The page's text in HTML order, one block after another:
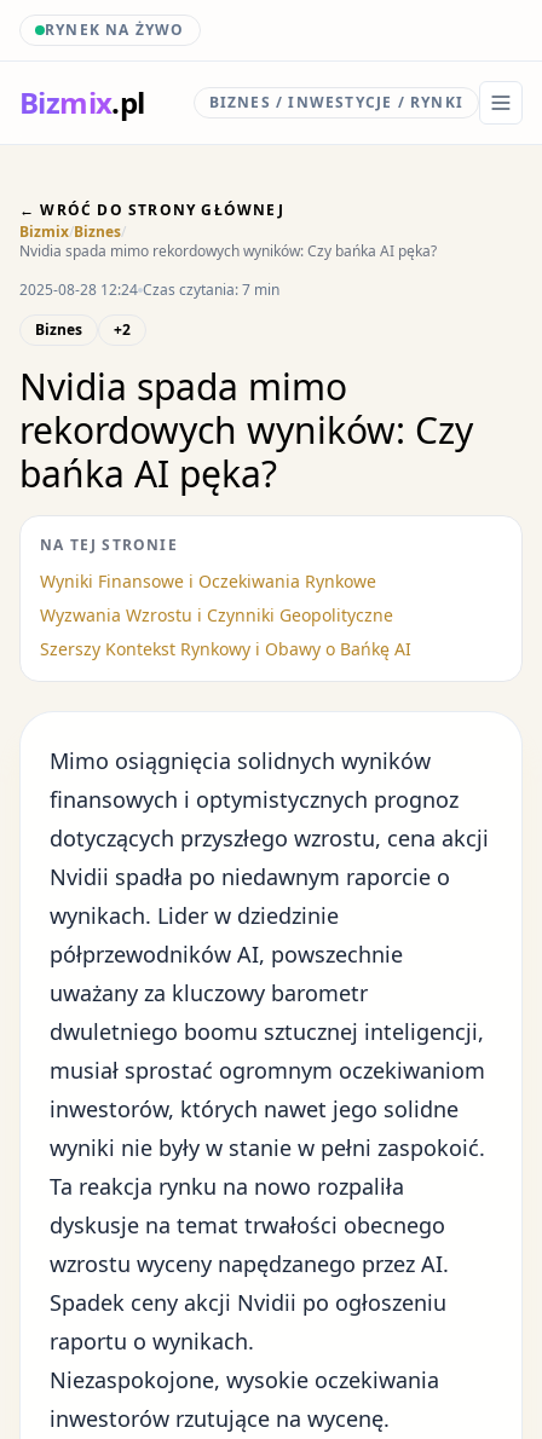
RYNEK NA ŻYWO
Bizmix.pl BIZNES / INWESTYCJE / RYNKI
← WRÓĆ DO STRONY GŁÓWNEJ
Bizmix/Biznes/
Nvidia spada mimo rekordowych wyników: Czy bańka AI pęka?
2025-08-28 12:24 Czas czytania: 7 min
Biznes
+2
Nvidia spada mimo
rekordowych wyników: Czy
bańka AI pęka?
NA TEJ STRONIE
Wyniki Finansowe i Oczekiwania Rynkowe
Wyzwania Wzrostu i Czynniki Geopolityczne
Szerszy Kontekst Rynkowy i Obawy o Bańkę AI
Mimo osiągnięcia solidnych wyników
finansowych i optymistycznych prognoz
dotyczących przyszłego wzrostu, cena akcji
Nvidii spadła po niedawnym raporcie o
wynikach. Lider w dziedzinie
półprzewodników AI, powszechnie
uważany za kluczowy barometr
dwuletniego boomu sztucznej inteligencji,
musiał sprostać ogromnym oczekiwaniom
inwestorów, których nawet jego solidne
wyniki nie były w stanie w pełni zaspokoić.
Ta reakcja rynku na nowo rozpaliła
dyskusje na temat trwałości obecnego
wzrostu wyceny napędzanego przez AI.
Spadek ceny akcji Nvidii po ogłoszeniu
raportu o wynikach.
Niezaspokojone, wysokie oczekiwania
inwestorów rzutujące na wycenę.